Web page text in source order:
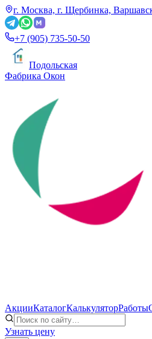
г. Москва, г. Щербинка,
+7 (905) 735-50-50
Подольская
Фабрика Окон
АкцииКаталогКалькуляторРаботы
Узнать цену